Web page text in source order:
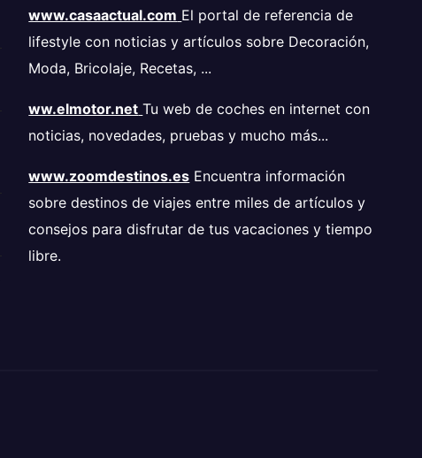
www.casaactual.com El portal de referencia de
lifestyle con noticias y artículos sobre Decoración,
Moda, Bricolaje, Recetas, ...
ww.elmotor.net Tu web de coches en internet con
noticias, novedades, pruebas y mucho más...
www.zoomdestinos.es Encuentra información
sobre destinos de viajes entre miles de artículos y
consejos para disfrutar de tus vacaciones y tiempo
libre.